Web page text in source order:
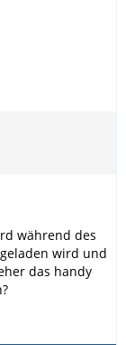
während des
wird und
das handy